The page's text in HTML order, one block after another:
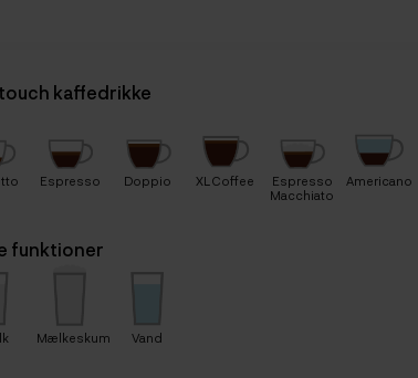
kaffedrikke
Espresso Doppio XL Coffee
Espresso
Macchiato
Americano
funktioner
Mælkeskum Vand